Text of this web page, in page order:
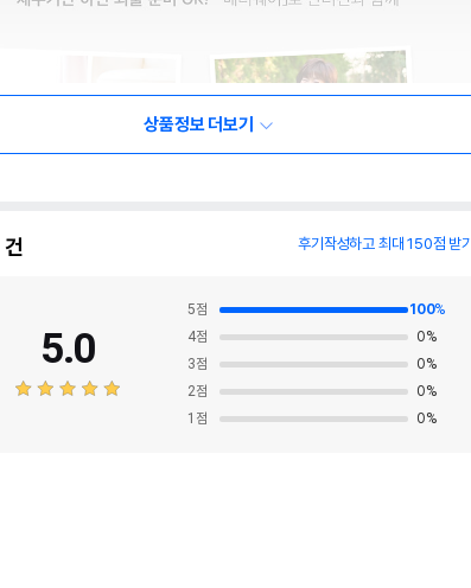
상품정보 더보기
건 후기작성하고 최대 150점 받기
5.0
5점 100%
4점 0%
3점 0%
2점 0%
1 점 0%